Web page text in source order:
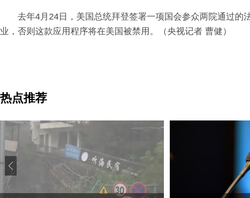
去年4月24日，美国总统拜登签署一项国会参众两院通过的
业，否则这款应用程序将在美国被禁用。（央视记者 曹健）
热点推荐